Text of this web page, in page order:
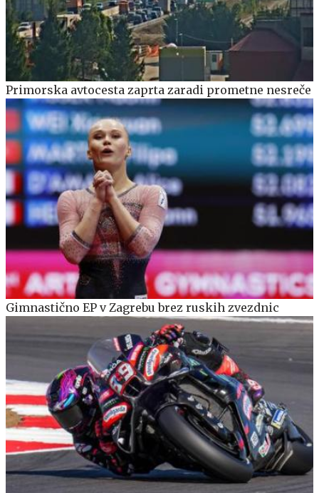
Primorska avtocesta zaprta zaradi prometne nesreče
Gimnastično EP v Zagrebu brez ruskih zvezdnic